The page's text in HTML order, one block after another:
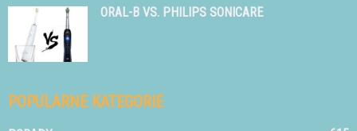
ORAL-B VS. PHILIPS SONICARE
POPULARNE KATEGORIE